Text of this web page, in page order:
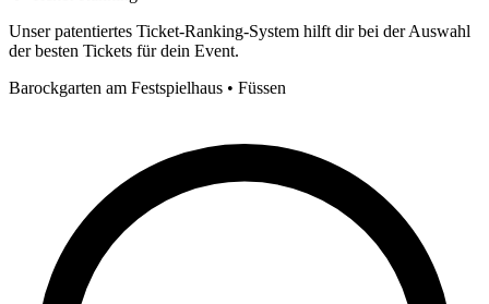
Unser patentiertes Ticket-Ranking-System hilft dir bei der Auswahl
der besten Tickets für dein Event.
Barockgarten am Festspielhaus • Füssen